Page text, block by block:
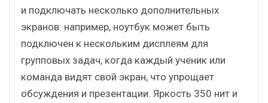
и подключать несколько дополнительных
экранов: например, ноутбук может быть
подключен к нескольким дисплеям для
групповых задач, когда каждый ученик или
команда видят свой экран, что упрощает
обсуждения и презентации. Яркость 350 нит и